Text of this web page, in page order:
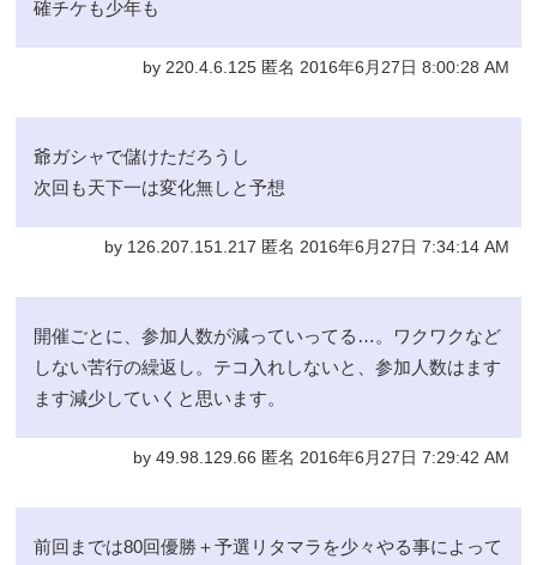
確チケも少年も
by 220.4.6.125 匿名 2016年6月27日 8:00:28 AM
爺ガシャで儲けただろうし
次回も天下一は変化無しと予想
by 126.207.151.217 匿名 2016年6月27日 7:34:14 AM
開催ごとに、参加人数が減っていってる…。ワクワクなど
しない苦行の繰返し。テコ入れしないと、参加人数はます
ます減少していくと思います。
by 49.98.129.66 匿名 2016年6月27日 7:29:42 AM
前回までは80回優勝＋予選リタマラを少々やる事によって